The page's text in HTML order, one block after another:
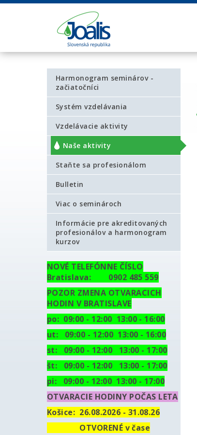
Harmonogram seminárov -
začiatočníci
Systém vzdelávania
Vzdelávacie aktivity
Naše aktivity
Staňte sa profesionálom
Bulletin
Viac o seminároch
Informácie pre akreditovaných
profesionálov a harmonogram
kurzov
NOVÉ TELEFÓNNE ČÍSLO
Bratislava: 0902 485 559
POZOR ZMENA OTVARACICH
HODIN V BRATISLAVE
po: 09:00 - 12:00 13:00 - 16:00
ut: 09:00 - 12:00 13:00 - 16:00
st: 09:00 - 12:00 13:00 - 17:00
št: 09:00 - 12:00 13:00 - 17:00
pi: 09:00 - 12:00 13:00 - 17:00
OTVARACIE HODINY POČAS LETA
Košice: 26.08.2026 - 31.08.26
OTVORENÉ v čase